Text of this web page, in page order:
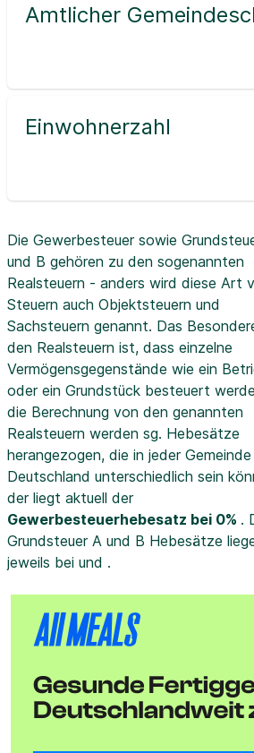
Amtlicher
Einwohnerzahl
Die Gewerbesteuer sowie
und B gehören zu den sogenannten
Realsteuern - anders wird diese Art
Steuern auch Objektsteuern und
Sachsteuern genannt. Das
den Realsteuern ist, dass einzelne
Vermögensgegenstände wie ein
oder ein Grundstück besteuert
die Berechnung von den genannten
Realsteuern werden sg. Hebesätze
herangezogen, die in jeder Gemeinde
Deutschland unterschiedlich sein
der liegt aktuell der
Gewerbesteuerhebesatz bei 0% .
Grundsteuer A und B Hebesätze
jeweils bei und .